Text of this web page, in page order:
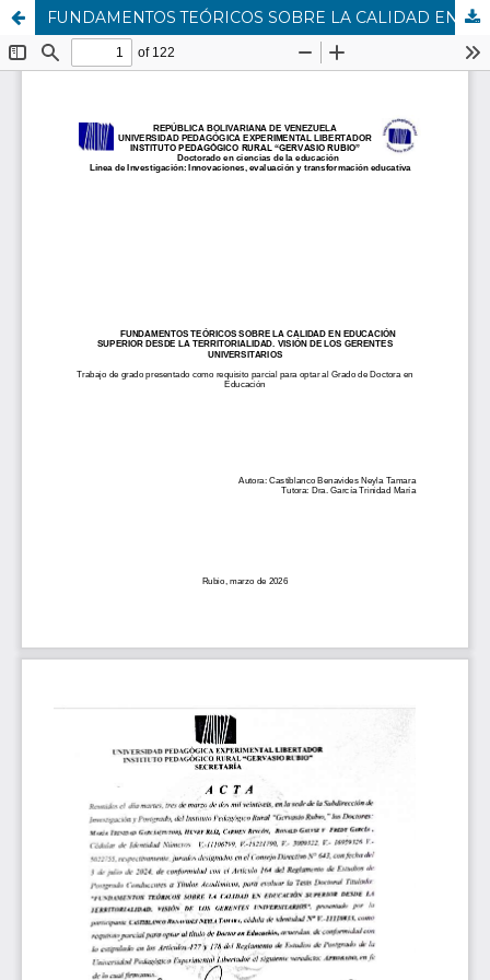
FUNDAMENTOS TEÓRICOS SOBRE LA CALIDAD EN EDUCACIÓN SUPERIOR DESDE LA TERRITORIALIDAD. VISIÓN DE LOS GERENTES UNIVERSITARIOS